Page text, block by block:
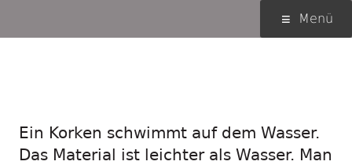
Menü
Menü
Ein Korken schwimmt auf dem Wasser.
Das Material ist leichter als Wasser. Man